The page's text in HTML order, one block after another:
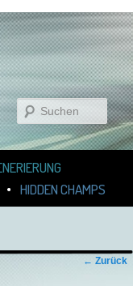
Suchen
HIDDEN CHAMPS
← Zurück